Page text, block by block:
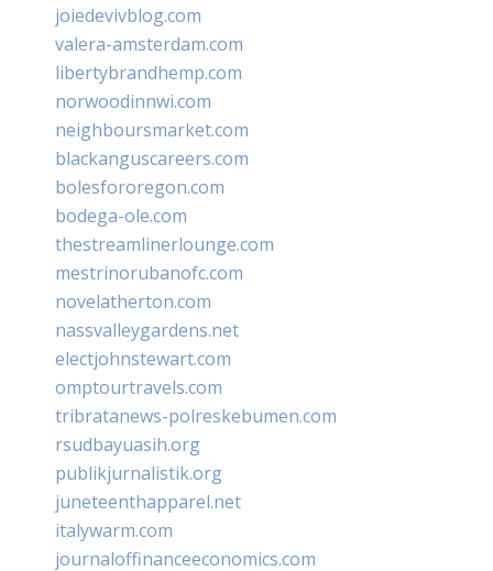
joiedevivblog.com
valera-amsterdam.com
libertybrandhemp.com
norwoodinnwi.com
neighboursmarket.com
blackanguscareers.com
bolesfororegon.com
bodega-ole.com
thestreamlinerlounge.com
mestrinorubanofc.com
novelatherton.com
nassvalleygardens.net
electjohnstewart.com
omptourtravels.com
tribratanews-polreskebumen.com
rsudbayuasih.org
publikjurnalistik.org
juneteenthapparel.net
italywarm.com
journaloffinanceeconomics.com